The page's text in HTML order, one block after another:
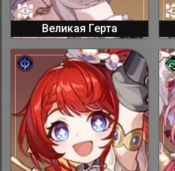
Великая Герта